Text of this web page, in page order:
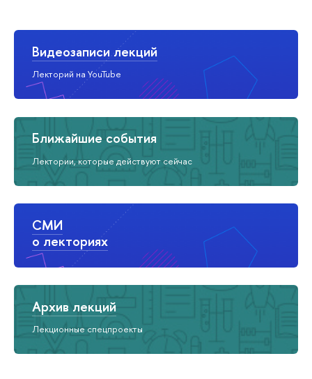
Видеозаписи лекций
Лекторий на YouTube
Ближайшие события
Лектории, которые действуют сейчас
СМИ
о лекториях
Архив лекций
Лекционные спецпроекты